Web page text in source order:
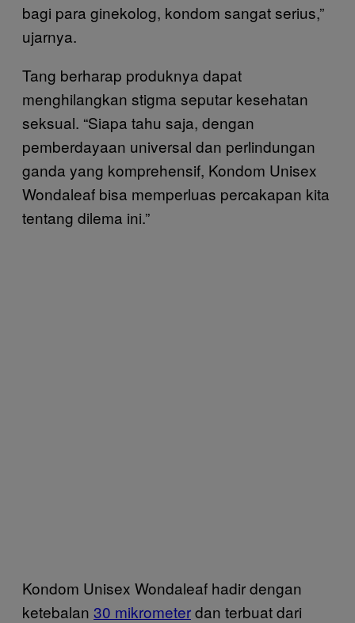
bagi para ginekolog, kondom sangat serius,”
ujarnya.
Tang berharap produknya dapat
menghilangkan stigma seputar kesehatan
seksual. “Siapa tahu saja, dengan
pemberdayaan universal dan perlindungan
ganda yang komprehensif, Kondom Unisex
Wondaleaf bisa memperluas percakapan kita
tentang dilema ini.”
Kondom Unisex Wondaleaf hadir dengan
ketebalan 30 mikrometerdan terbuat dari